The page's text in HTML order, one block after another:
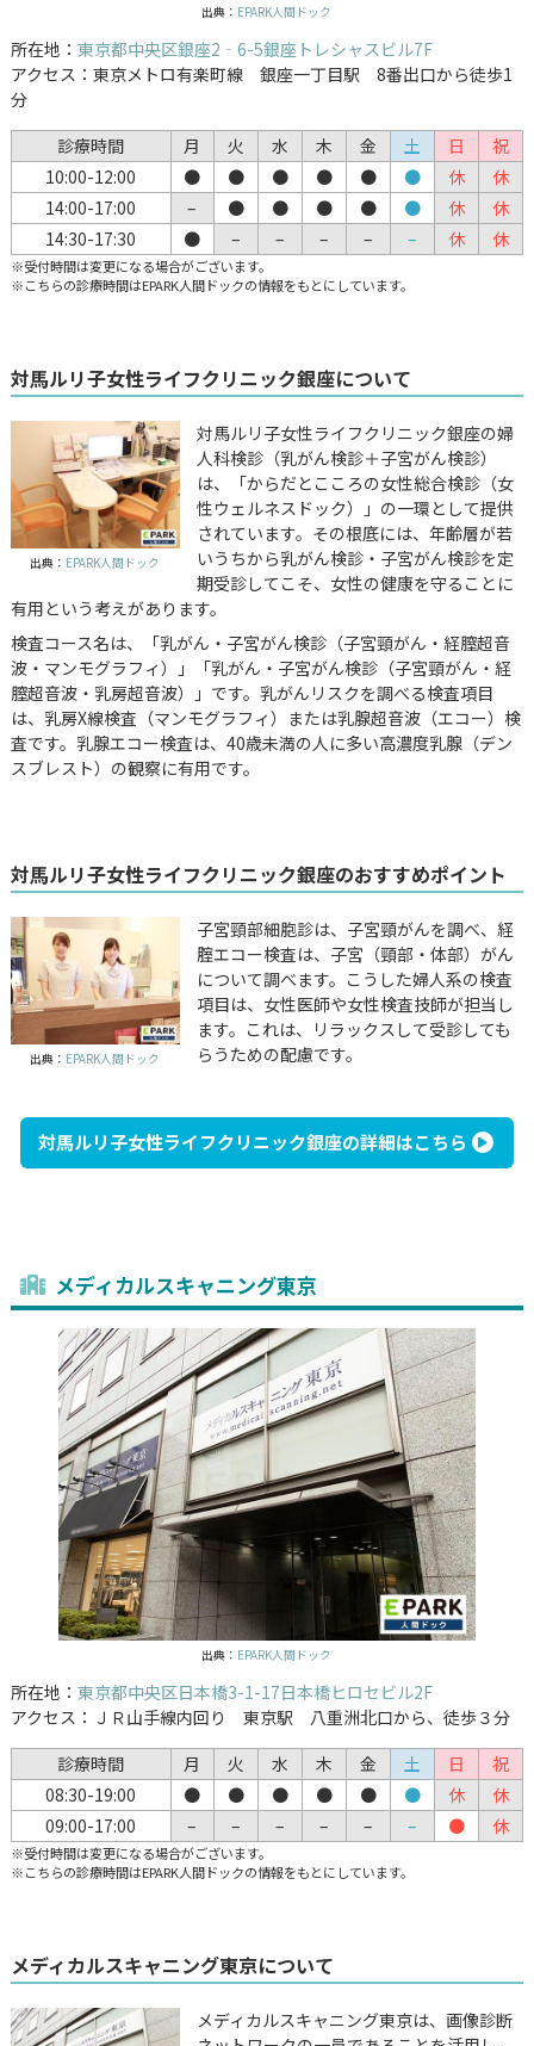
出典： EPARK人間ドック
所在地： 東京都中央区銀座2‐6-5銀座トレシャスビル7F
アクセス：東京メトロ有楽町線 銀座一丁目駅 8番出口から徒歩1
分
診療時間
月 火 水 木 金 土 日
祝
10:00-12:00
● ● ● ● ● ● 休
休
14:00-17:00
– ● ● ● ● ● 休
休
14:30-17:30
● – – – – – 休 休
※受付時間は変更になる場合がございます。
※こちらの診療時間はEPARK人間ドックの情報をもとにしています。
対馬ルリ子女性ライフクリニック銀座について
出典： EPARK人間ドック
対馬ルリ子女性ライフクリニック銀座の婦
人科検診（乳がん検診＋子宮がん検診）
は、「からだとこころの女性総合検診（女
性ウェルネスドック）」の一環として提供
されています。その根底には、年齢層が若
いうちから乳がん検診・子宮がん検診を定
期受診してこそ、女性の健康を守ることに
有用という考えがあります。
検査コース名は、「乳がん・子宮がん検診（子宮頸がん・経膣超音
波・マンモグラフィ）」「乳がん・子宮がん検診（子宮頸がん・経
膣超音波・乳房超音波）」です。乳がんリスクを調べる検査項目
は、乳房X線検査（マンモグラフィ）または乳腺超音波（エコー）検
査です。乳腺エコー検査は、40歳未満の人に多い高濃度乳腺（デン
スブレスト）の観察に有用です。
対馬ルリ子女性ライフクリニック銀座のおすすめポイント
出典： EPARK人間ドック
子宮頸部細胞診は、子宮頸がんを調べ、経
腟エコー検査は、子宮（頸部・体部）がん
について調べます。こうした婦人系の検査
項目は、女性医師や女性検査技師が担当し
ます。これは、リラックスして受診しても
らうための配慮です。
対馬ルリ子女性ライフクリニック銀座の詳細はこちら
メディカルスキャニング東京
出典： EPARK人間ドック
所在地： 東京都中央区日本橋3-1-17日本橋ヒロセビル2F
アクセス：ＪＲ山手線内回り 東京駅 八重洲北口から、徒歩３分
診療時間
月 火 水 木 金 土 日
祝
08:30-19:00
● ● ● ● ● ● 休
休
09:00-17:00
– – – – – – ● 休
※受付時間は変更になる場合がございます。
※こちらの診療時間はEPARK人間ドックの情報をもとにしています。
メディカルスキャニング東京について
メディカルスキャニング東京は、画像診断